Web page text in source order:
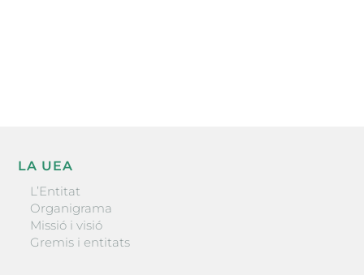
LA UEA
L’Entitat
Organigrama
Missió i visió
Gremis i entitats